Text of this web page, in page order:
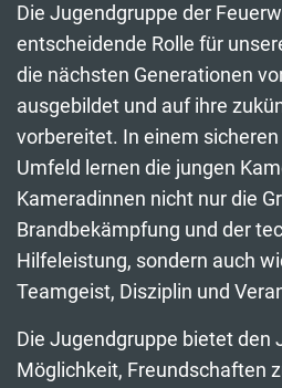
Die Jugendgruppe der
entscheidende Rolle für
die nächsten Generationen
ausgebildet und auf ihre
vorbereitet. In einem
Umfeld lernen die jungen
Kameradinnen nicht nur die
Brandbekämpfung und der
Hilfeleistung, sondern auch
Teamgeist, Disziplin und
Die Jugendgruppe bietet den
Möglichkeit, Freundschaften